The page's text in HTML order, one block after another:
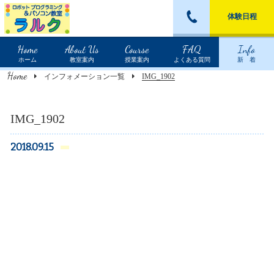
Home
ホーム
About Us
教室案内
Course
授業案内
FAQ
よくある質問
Info
新 着
体験日程
Home インフォメーション一覧 IMG_1902
IMG_1902
2018.09.15